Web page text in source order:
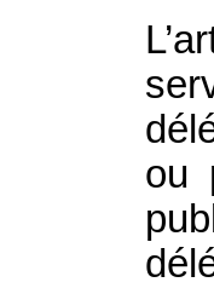
ou